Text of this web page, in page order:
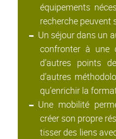
équipements
recherche peuvent
Un séjour dans un
confronter à une
d’autres points
d’autres
qu’enrichir la
Une mobilité
créer son propre
tisser des liens